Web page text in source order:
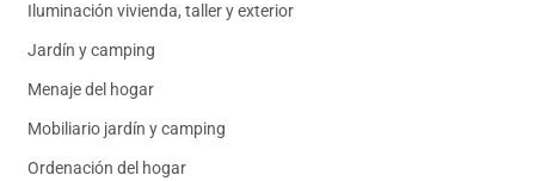
Iluminación vivienda, taller y exterior
Jardín y camping
Menaje del hogar
Mobiliario jardín y camping
Ordenación del hogar